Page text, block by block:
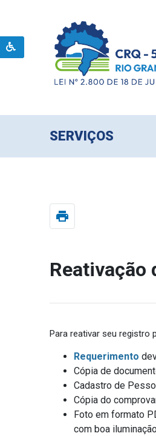
SERVIÇOS
print
Reativação
Para reativar seu registro
Requerimento
Cópia de
Cadastro de
Cópia do
Foto em formato
com boa